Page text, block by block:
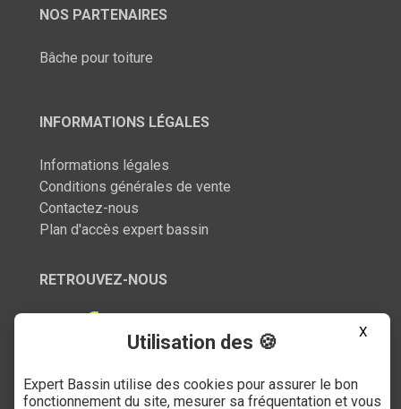
NOS PARTENAIRES
Bâche pour toiture
INFORMATIONS LÉGALES
Informations légales
Conditions générales de vente
Contactez-nous
Plan d'accès expert bassin
RETROUVEZ-NOUS
SERVICE CLIENT
X
Utilisation des 🍪
Expert Bassin utilise des cookies pour assurer le bon
fonctionnement du site, mesurer sa fréquentation et vous